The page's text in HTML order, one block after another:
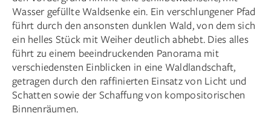
Wasser gefüllte Waldsenke ein. Ein verschlungener Pfad
führt durch den ansonsten dunklen Wald, von dem sich
ein helles Stück mit Weiher deutlich abhebt. Dies alles
führt zu einem beeindruckenden Panorama mit
verschiedensten Einblicken in eine Waldlandschaft,
getragen durch den raffinierten Einsatz von Licht und
Schatten sowie der Schaffung von kompositorischen
Binnenräumen.